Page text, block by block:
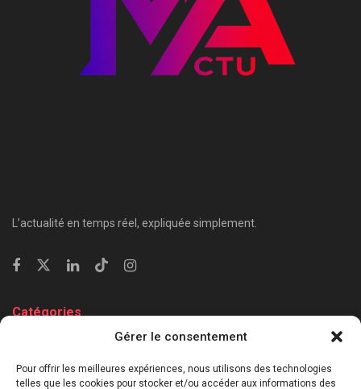
Gérer le consentement
Pour offrir les meilleures expériences, nous utilisons des technologies
telles que les cookies pour stocker et/ou accéder aux informations des
L’actualité en temps réel, expliquée simplement.
Catégories
Économie & Business
⁠Culture & Divertissement